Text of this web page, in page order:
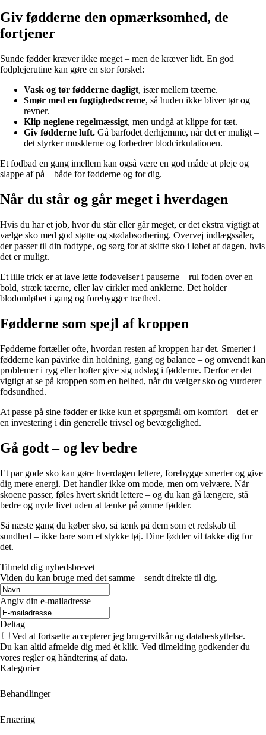
Giv fødderne den opmærksomhed, de
fortjener
Sunde fødder kræver ikke meget – men de kræver lidt. En god
fodplejerutine kan gøre en stor forskel:
Vask og tør fødderne dagligt, især mellem tæerne.
Smør med en fugtighedscreme, så huden ikke bliver tør og
revner.
Klip neglene regelmæssigt, men undgå at klippe for tæt.
Giv fødderne luft. Gå barfodet derhjemme, når det er muligt –
det styrker musklerne og forbedrer blodcirkulationen.
Et fodbad en gang imellem kan også være en god måde at pleje og
slappe af på – både for fødderne og for dig.
Når du står og går meget i hverdagen
Hvis du har et job, hvor du står eller går meget, er det ekstra vigtigt at
vælge sko med god støtte og stødabsorbering. Overvej indlægssåler,
der passer til din fodtype, og sørg for at skifte sko i løbet af dagen, hvis
det er muligt.
Et lille trick er at lave lette fodøvelser i pauserne – rul foden over en
bold, stræk tæerne, eller lav cirkler med anklerne. Det holder
blodomløbet i gang og forebygger træthed.
Fødderne som spejl af kroppen
Fødderne fortæller ofte, hvordan resten af kroppen har det. Smerter i
fødderne kan påvirke din holdning, gang og balance – og omvendt kan
problemer i ryg eller hofter give sig udslag i fødderne. Derfor er det
vigtigt at se på kroppen som en helhed, når du vælger sko og vurderer
fodsundhed.
At passe på sine fødder er ikke kun et spørgsmål om komfort – det er
en investering i din generelle trivsel og bevægelighed.
Gå godt – og lev bedre
Et par gode sko kan gøre hverdagen lettere, forebygge smerter og give
dig mere energi. Det handler ikke om mode, men om velvære. Når
skoene passer, føles hvert skridt lettere – og du kan gå længere, stå
bedre og nyde livet uden at tænke på ømme fødder.
Så næste gang du køber sko, så tænk på dem som et redskab til
sundhed – ikke bare som et stykke tøj. Dine fødder vil takke dig for
det.
Tilmeld dig nyhedsbrevet
Viden du kan bruge med det samme – sendt direkte til dig.
Angiv din e-mailadresse
Deltag
Ved at fortsætte accepterer jeg brugervilkår og databeskyttelse.
Du kan altid afmelde dig med ét klik. Ved tilmelding godkender du
vores regler og håndtering af data.
Kategorier
Behandlinger
Ernæring